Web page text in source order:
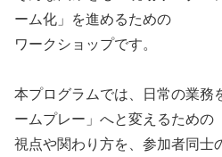
ーム化」を進めるための
ワークショップです。
本プログラムでは、日常の業務
ームプレー」へと変えるための
視点や関わり方を、参加者同士